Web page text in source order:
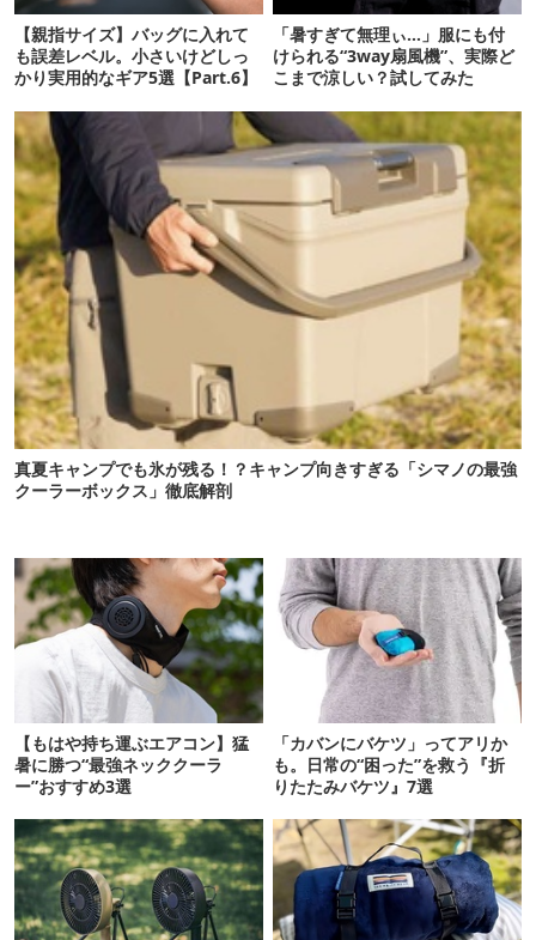
【親指サイズ】バッグに入れて
も誤差レベル。小さいけどしっ
かり実用的なギア5選【Part.6】
「暑すぎて無理ぃ…」服にも付
けられる“3way扇風機”、実際ど
こまで涼しい？試してみた
真夏キャンプでも氷が残る！？キャンプ向きすぎる「シマノの最強
クーラーボックス」徹底解剖
【もはや持ち運ぶエアコン】猛
暑に勝つ“最強ネッククーラ
ー”おすすめ3選
「カバンにバケツ」ってアリか
も。日常の“困った”を救う『折
りたたみバケツ』7選